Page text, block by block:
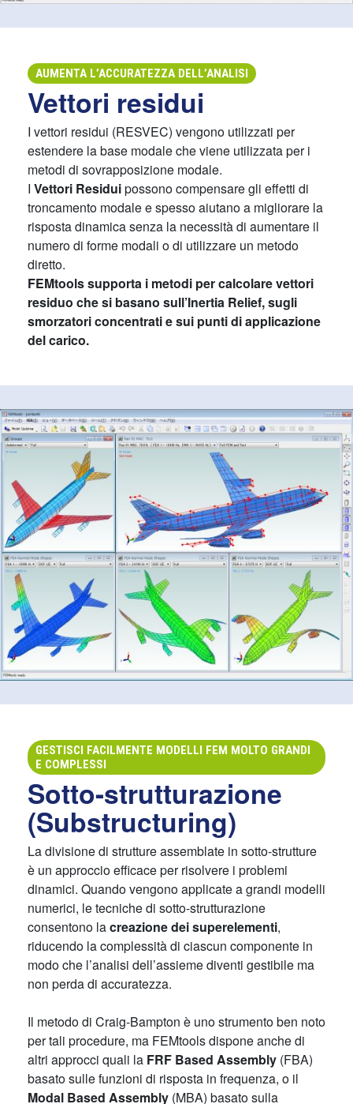
AUMENTA L’ACCURATEZZA DELL’ANALISI
Vettori residui
I vettori residui (RESVEC) vengono utilizzati per
estendere la base modale che viene utilizzata per i
metodi di sovrapposizione modale.
I Vettori Residuipossono compensare gli effetti di
troncamento modale e spesso aiutano a migliorare la
risposta dinamica senza la necessità di aumentare il
numero di forme modali o di utilizzare un metodo
diretto.
FEMtools supporta i metodi per calcolare vettori
residuo che si basano sull’Inertia Relief, sugli
smorzatori concentrati e sui punti di applicazione
del carico.
GESTISCI FACILMENTE MODELLI FEM MOLTO GRANDI
E COMPLESSI
Sotto-strutturazione
(Substructuring)
La divisione di strutture assemblate in sotto-strutture
è un approccio efficace per risolvere i problemi
dinamici. Quando vengono applicate a grandi modelli
numerici, le tecniche di sotto-strutturazione
consentono lacreazione dei superelementi,
riducendo la complessità di ciascun componente in
modo che l’analisi dell’assieme diventi gestibile ma
non perda di accuratezza.
Il metodo di Craig-Bampton è uno strumento ben noto
per tali procedure, ma FEMtools dispone anche di
altri approcci quali la FRF Based Assembly (FBA)
basato sulle funzioni di risposta in frequenza, o il
Modal Based Assembly (MBA) basato sulla